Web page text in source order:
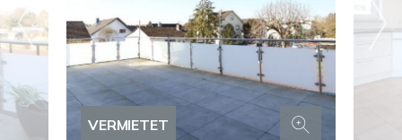
VERMIETET